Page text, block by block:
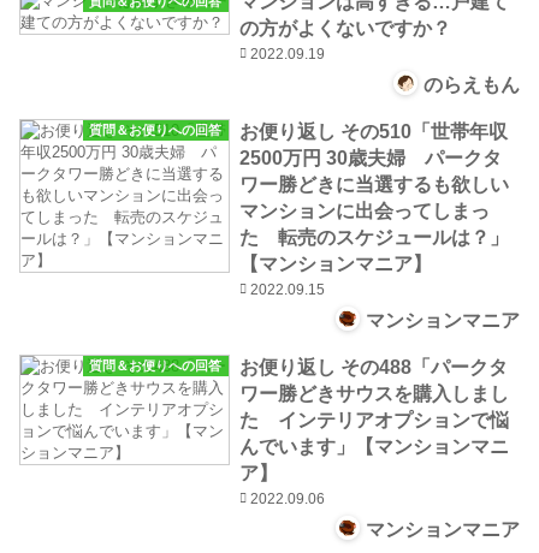
の方がよくないですか？
2022.09.19
のらえもん
質問＆お便りへの回答
お便り返し その510「世帯年収
2500万円 30歳夫婦 パークタ
ワー勝どきに当選するも欲しい
マンションに出会ってしまっ
た 転売のスケジュールは？」
【マンションマニア】
2022.09.15
マンションマニア
質問＆お便りへの回答
お便り返し その488「パークタ
ワー勝どきサウスを購入しまし
た インテリアオプションで悩
んでいます」【マンションマニ
ア】
2022.09.06
マンションマニア